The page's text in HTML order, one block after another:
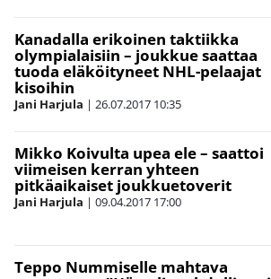
Kanadalla erikoinen taktiikka
olympialaisiin – joukkue saattaa
tuoda eläköityneet NHL-pelaajat
kisoihin
Jani Harjula | 26.07.2017 10:35
Mikko Koivulta upea ele – saattoi
viimeisen kerran yhteen
pitkäaikaiset joukkuetoverit
Jani Harjula | 09.04.2017 17:00
Teppo Nummiselle mahtava